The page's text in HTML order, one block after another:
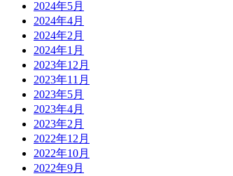
2024年5月
2024年4月
2024年2月
2024年1月
2023年12月
2023年11月
2023年5月
2023年4月
2023年2月
2022年12月
2022年10月
2022年9月